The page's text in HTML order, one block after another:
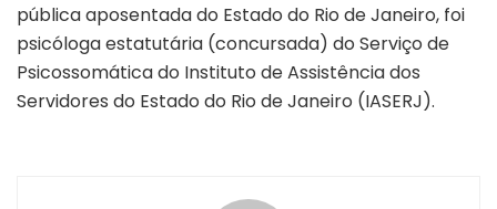
pública aposentada do Estado do Rio de Janeiro, foi
psicóloga estatutária (concursada) do Serviço de
Psicossomática do Instituto de Assistência dos
Servidores do Estado do Rio de Janeiro (IASERJ).